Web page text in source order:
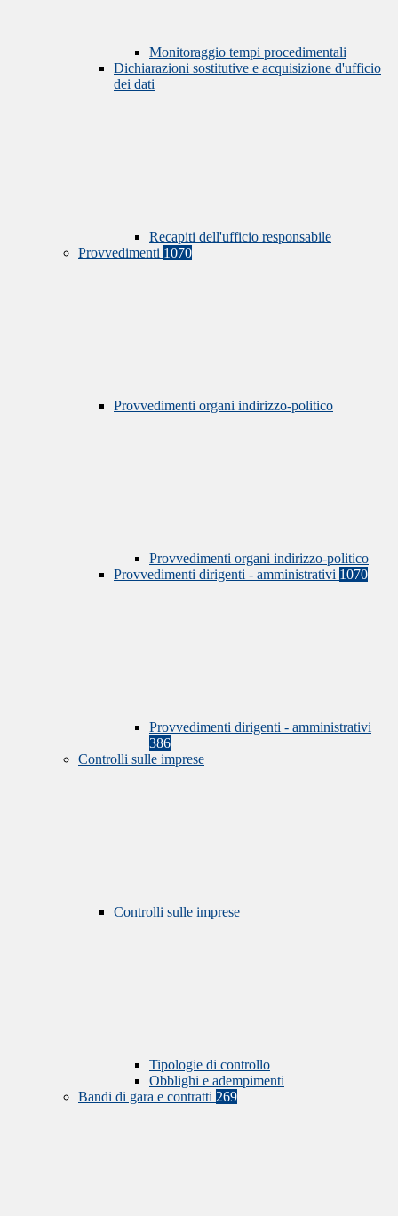
Monitoraggio tempi procedimentali
Dichiarazioni sostitutive e acquisizione d'ufficio
dei dati
Recapiti dell'ufficio responsabile
Provvedimenti 1070
Provvedimenti organi indirizzo-politico
Provvedimenti organi indirizzo-politico
Provvedimenti dirigenti - amministrativi 1070
Provvedimenti dirigenti - amministrativi
386
Controlli sulle imprese
Controlli sulle imprese
Tipologie di controllo
Obblighi e adempimenti
Bandi di gara e contratti 269